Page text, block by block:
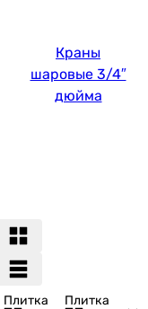
Краны
шаровые 3/4″
дюйма
Плитка Плитка